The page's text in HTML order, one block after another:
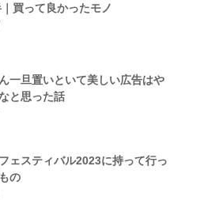
買って良かったモノ
一旦置いといて美しい広告はや
と思った話
ェスティバル2023に持って行っ
の